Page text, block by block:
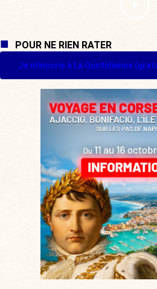
POUR NE RIEN RATER
Je m'inscris à La Quotidienne